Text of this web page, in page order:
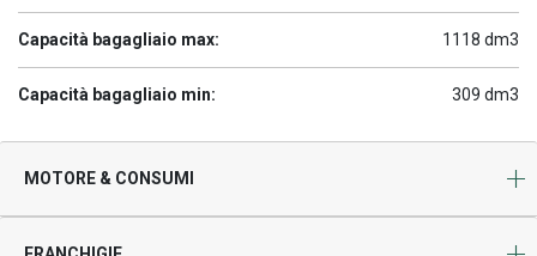
Capacità bagagliaio max: 1118 dm3
Capacità bagagliaio min: 309 dm3
MOTORE & CONSUMI